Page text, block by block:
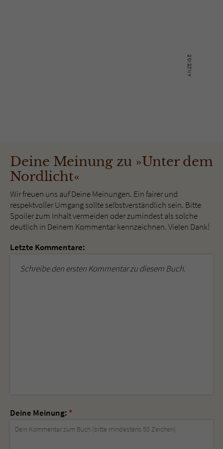
Deine Meinung zu »Unter dem
Nordlicht«
Wir freuen uns auf Deine Meinungen. Ein fairer und
respektvoller Umgang sollte selbstverständlich sein. Bitte
Spoiler zum Inhalt vermeiden oder zumindest als solche
deutlich in Deinem Kommentar kennzeichnen. Vielen Dank!
Letzte Kommentare:
Schreibe den ersten Kommentar zu diesem Buch.
Deine Meinung: *